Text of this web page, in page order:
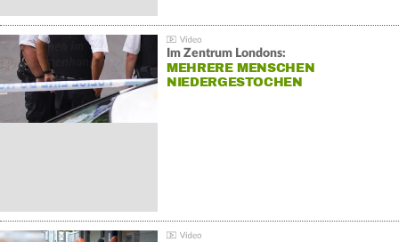
Im Zentrum Londons:
MEHRERE MENSCHEN
NIEDERGESTOCHEN